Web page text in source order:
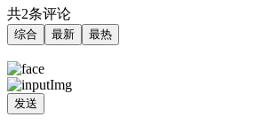
共2条评论
综合 最新 最热
发送